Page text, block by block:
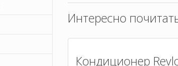
Интересно
Кондиционер